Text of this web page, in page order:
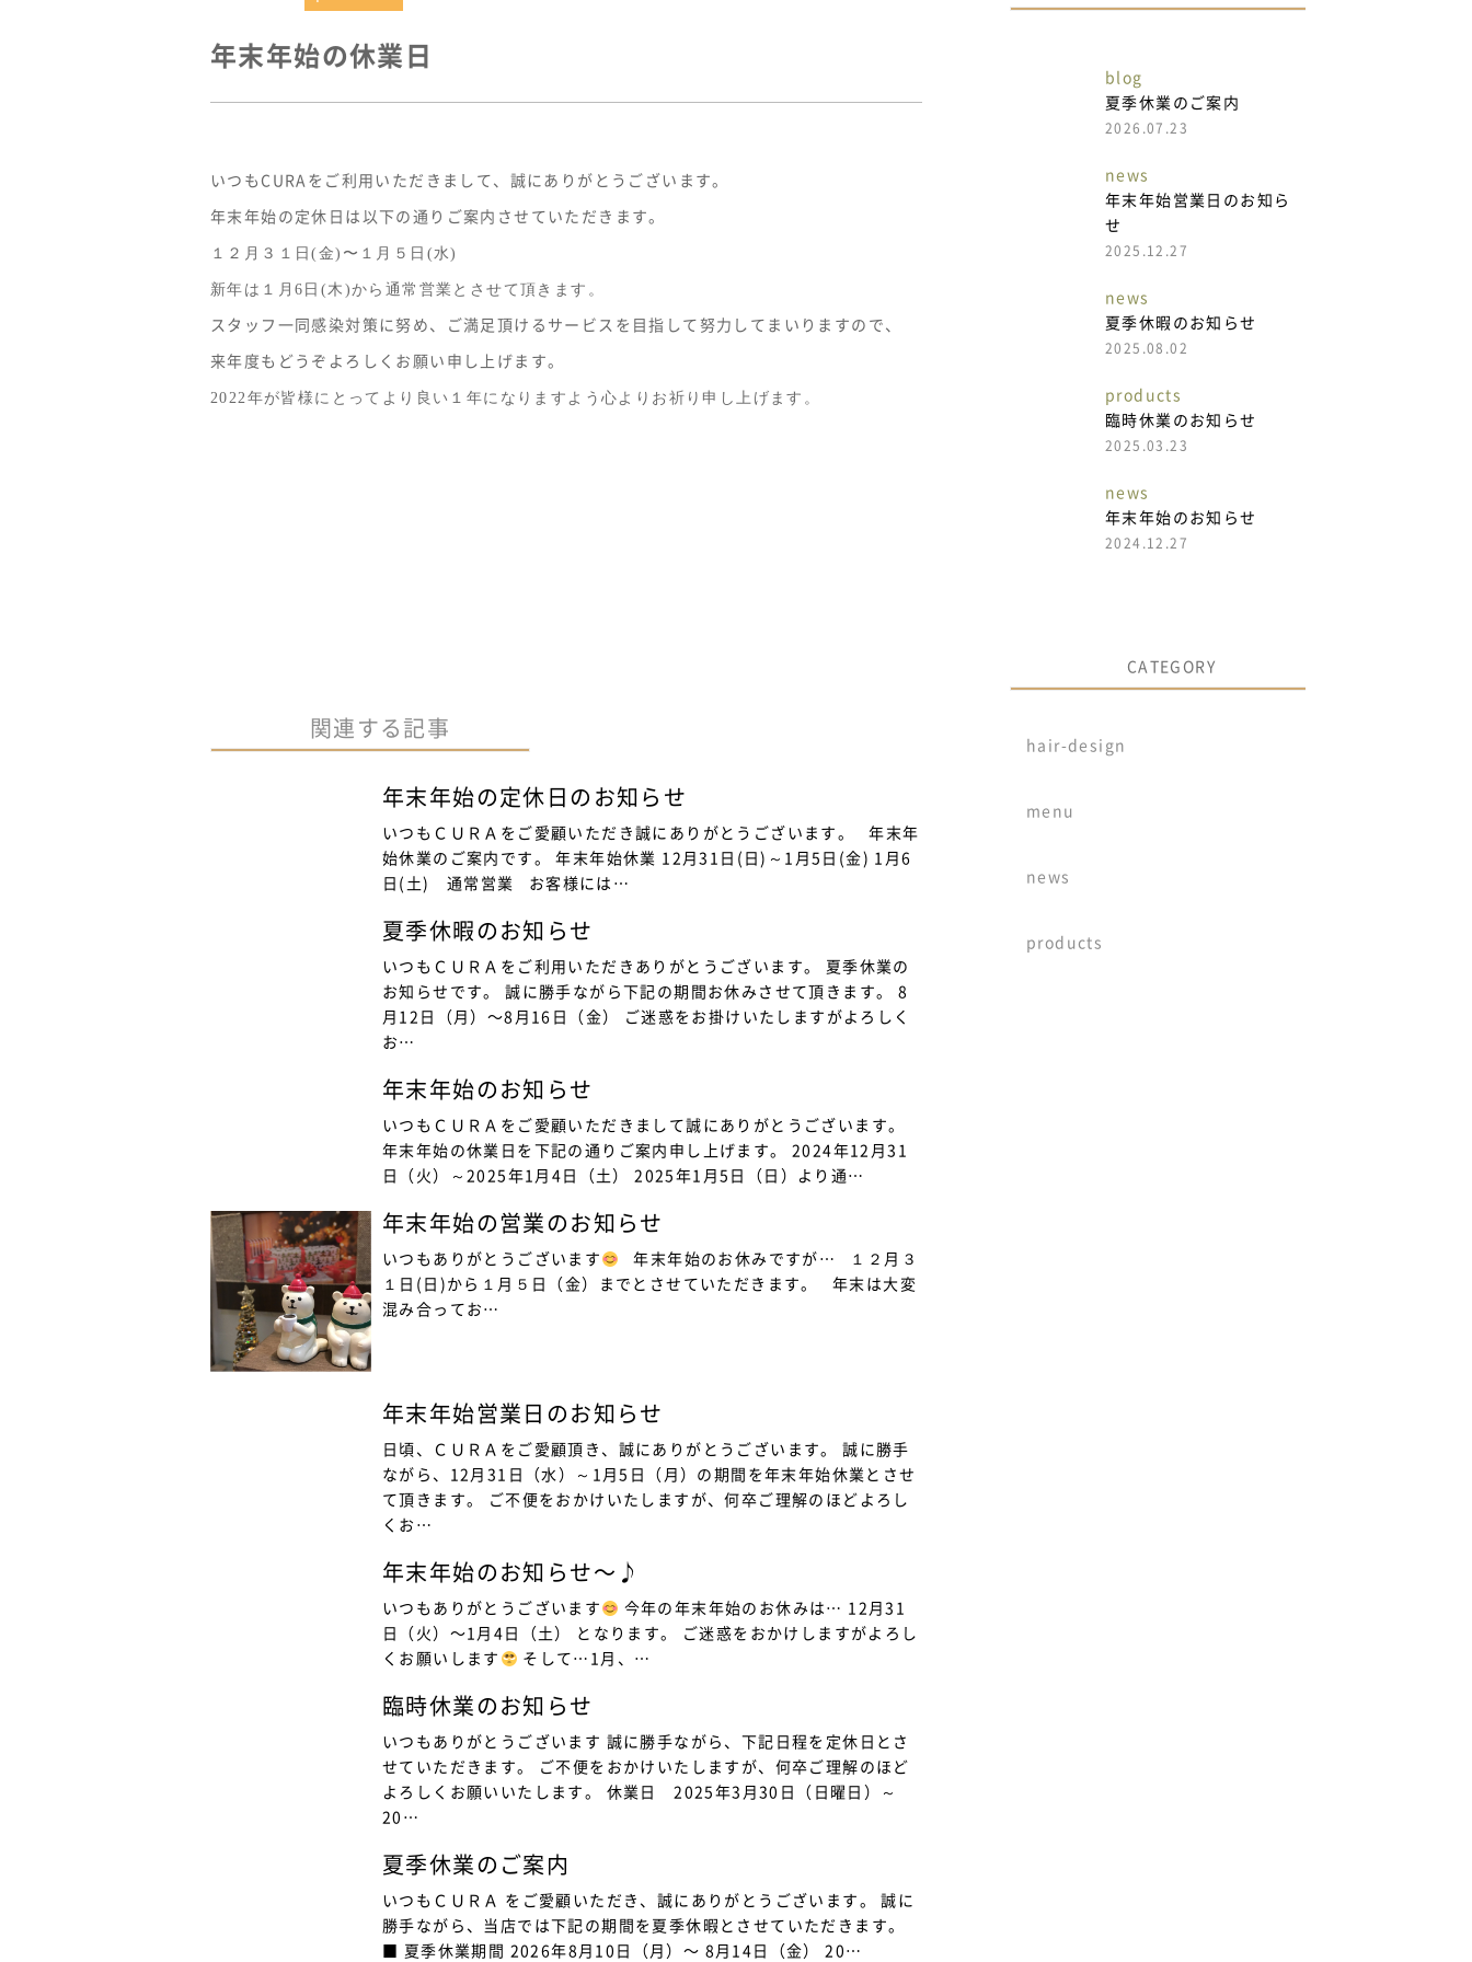
年末年始の休業日
いつもCURAをご利用いただきまして、誠にありがとうございます。
年末年始の定休日は以下の通りご案内させていただきます。
１２月３１日(金)〜１月５日(水)
新年は１月6日(木)から通常営業とさせて頂きます。
スタッフ一同感染対策に努め、ご満足頂けるサービスを目指して努力してまいりますので、
来年度もどうぞよろしくお願い申し上げます。
2022年が皆様にとってより良い１年になりますよう心よりお祈り申し上げます。
関連する記事
年末年始の定休日のお知らせ
いつもＣＵＲＡをご愛顧いただき誠にありがとうございます。 年末年
始休業のご案内です。 年末年始休業 12月31日(日)～1月5日(金) 1月6
日(土) 通常営業 お客様には…
夏季休暇のお知らせ
いつもＣＵＲＡをご利用いただきありがとうございます。 夏季休業の
お知らせです。 誠に勝手ながら下記の期間お休みさせて頂きます。 8
月12日（月）〜8月16日（金） ご迷惑をお掛けいたしますがよろしく
お…
年末年始のお知らせ
いつもＣＵＲＡをご愛顧いただきまして誠にありがとうございます。
年末年始の休業日を下記の通りご案内申し上げます。 2024年12月31
日（火）～2025年1月4日（土） 2025年1月5日（日）より通…
年末年始の営業のお知らせ
いつもありがとうございます
年末年始のお休みですが… １２月３
１日(日)から１月５日（金）までとさせていただきます。 年末は大変
混み合ってお…
年末年始営業日のお知らせ
日頃、ＣＵＲＡをご愛顧頂き、誠にありがとうございます。 誠に勝手
ながら、12月31日（水）～1月5日（月）の期間を年末年始休業とさせ
て頂きます。 ご不便をおかけいたしますが、何卒ご理解のほどよろし
くお…
年末年始のお知らせ〜♪
いつもありがとうございます
今年の年末年始のお休みは… 12月31
日（火）〜1月4日（土） となります。 ご迷惑をおかけしますがよろし
くお願いします
そして…1月、…
臨時休業のお知らせ
いつもありがとうございます 誠に勝手ながら、下記日程を定休日とさ
せていただきます。 ご不便をおかけいたしますが、何卒ご理解のほど
よろしくお願いいたします。 休業日 2025年3月30日（日曜日）～
20…
夏季休業のご案内
いつもＣＵＲＡ をご愛顧いただき、誠にありがとうございます。 誠に
勝手ながら、当店では下記の期間を夏季休暇とさせていただきます。
■ 夏季休業期間 2026年8月10日（月）〜 8月14日（金） 20…
blog
夏季休業のご案内
2026.07.23
news
年末年始営業日のお知ら
せ
2025.12.27
news
夏季休暇のお知らせ
2025.08.02
products
臨時休業のお知らせ
2025.03.23
news
年末年始のお知らせ
2024.12.27
CATEGORY
hair-design
menu
news
products